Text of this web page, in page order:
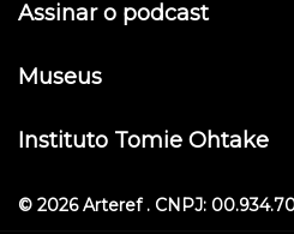
Assinar o podcast
Museus
Instituto Tomie Ohtake
© 2026 Arteref . CNPJ: